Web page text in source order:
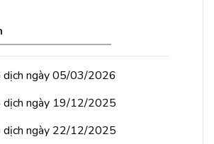
dịch ngày 05/03/2026
dịch ngày 19/12/2025
dịch ngày 22/12/2025